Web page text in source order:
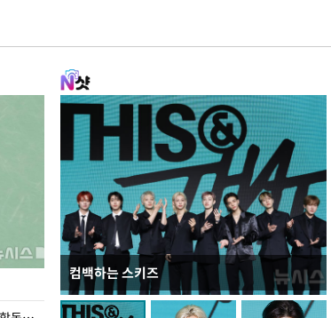
컴백하는 스키즈
이번주 국회에는 무슨 일이? [뉴시스국회토pic]